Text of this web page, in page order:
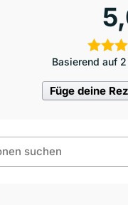
Basierend auf
Füge deine